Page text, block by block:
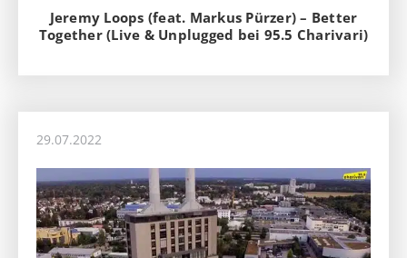
Jeremy Loops (feat. Markus Pürzer) – Better
Together (Live & Unplugged bei 95.5 Charivari)
29.07.2022